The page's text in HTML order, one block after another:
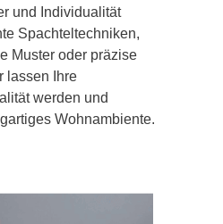
und Individualität
Spachteltechniken,
Muster oder präzise
lassen Ihre
werden und
Wohnambiente.